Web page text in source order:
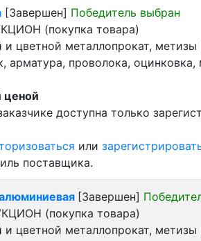
[Завершен] Победитель выбран
(покупка товара)
и цветной металлопрокат, метизы
арматура, проволока, оцинковка,
ценой
доступна только
или
поставщика.
[Завершен]
(покупка товара)
и цветной металлопрокат, метизы